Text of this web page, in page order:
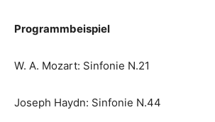
Programmbeispiel
W. A. Mozart: Sinfonie N.21
Joseph Haydn: Sinfonie N.44